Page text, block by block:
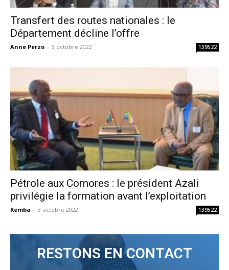
Transfert des routes nationales : le
Département décline l’offre
Anne Perzo - 3 octobre 2022 139522
Pétrole aux Comores : le président Azali
privilégie la formation avant l’exploitation
Kemba - 3 octobre 2022 139522
RESTONS EN CONTACT